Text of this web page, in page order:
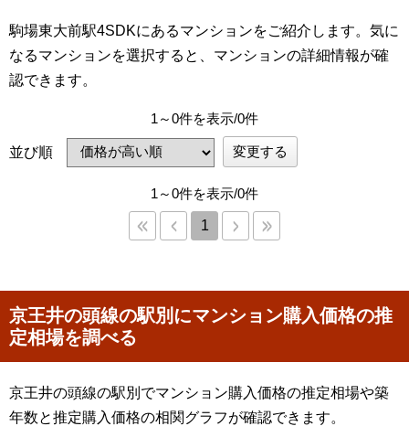
駒場東大前駅4SDKにあるマンションをご紹介します。気に
なるマンションを選択すると、マンションの詳細情報が確
認できます。
1～0件を表示/0件
並び順 変更する
1～0件を表示/0件
1
京王井の頭線の駅別にマンション購入価格の推
定相場を調べる
京王井の頭線の駅別でマンション購入価格の推定相場や築
年数と推定購入価格の相関グラフが確認できます。